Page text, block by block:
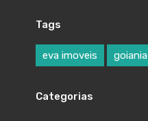
Tags
eva imoveis goiania
Categorias